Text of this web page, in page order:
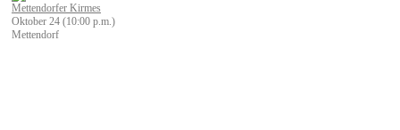
Mettendorfer Kirmes
Oktober 24 (10:00 p.m.)
Mettendorf